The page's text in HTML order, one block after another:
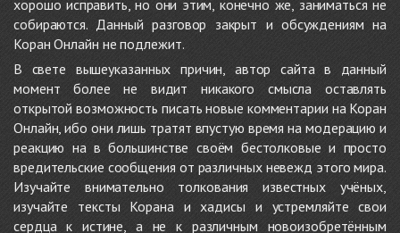
хорошо исправить, но они этим, конечно же, заниматься не
собираются. Данный разговор закрыт и обсуждениям на
Коран Онлайн не подлежит.
В свете вышеуказанных причин, автор сайта в данный
момент более не видит никакого смысла оставлять
открытой возможность писать новые комментарии на Коран
Онлайн, ибо они лишь тратят впустую время на модерацию и
реакцию на в большинстве своём бестолковые и просто
вредительские сообщения от различных невежд этого мира.
Изучайте внимательно толкования известных учёных,
изучайте тексты Корана и хадисы и устремляйте свои
сердца к истине, а не к различным новоизобретённым